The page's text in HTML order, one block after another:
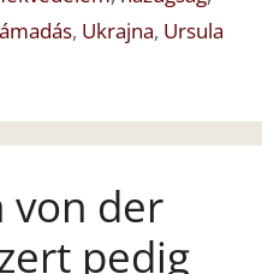
, Ukrajna, Ursula
von der
pedig